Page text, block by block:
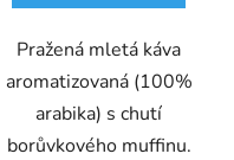
Pražená mletá káva
aromatizovaná (100%
arabika) s chutí
borůvkového muffinu.